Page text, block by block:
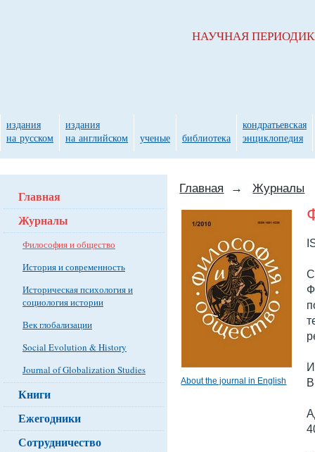
Главная → Журналы
About the journal in English
Главная
Журналы
Философия и общество
История и современность
Историческая психология и
социология истории
Век глобализации
Social Evolution & History
Journal of Globalization Studies
Книги
Ежегодники
Сотрудничество
НАУЧНАЯ
издания
на русском
издания
на английском
ученые библиотека
кондратьевская
энциклопедия